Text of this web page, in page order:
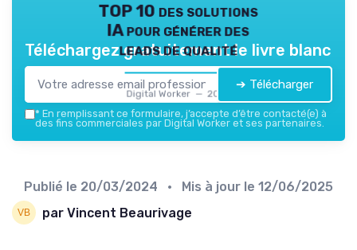
TOP 10 des solutions
IA pour générer des
leads de qualité
Digital Worker — 2026
Téléchargez gratuitement le livre blanc
➔ Télécharger
* En remplissant ce formulaire, j’accepte d’être contacté(e) à
des fins commerciales par Digital Worker et ses partenaires.
Publié le 20/03/2024 • Mis à jour le 12/06/2025
par Vincent Beaurivage